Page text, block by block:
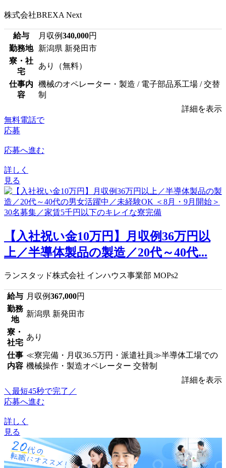
株式会社BREXA Next
給与 月収例340,000円
勤務地
新潟県 新発田市
寮・社
宅
あり（無料）
仕事内
容
機械のオペレーター・製造 / 電子部品系工場 / 交替
制
詳細を表示
無料電話で
応募
応募へ進む
詳しく
見る
【入社祝い金10万円】月収例36万円以
上／半導体製品の製造／20代～40代...
ランスタッド株式会社 インハウス事業部 MOPs2
給与 月収例367,000円
勤務
地
新潟県 新発田市
寮・
社宅
あり
仕事
内容
≪寮完備・月収36.5万円・派遣社員≫半導体工場での
機械操作・製造オペレーター 交替制
詳細を表示
＼最短45秒で完了／
応募へ進む
詳しく
見る